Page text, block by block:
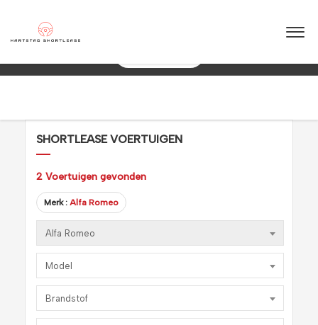
10+ jaar ervaring in shortlease – Betrouwbaar & flexibel!
SHORTLEASE VOERTUIGEN
2 Voertuigen gevonden
Merk : Alfa Romeo
Alfa Romeo
Model
Brandstof